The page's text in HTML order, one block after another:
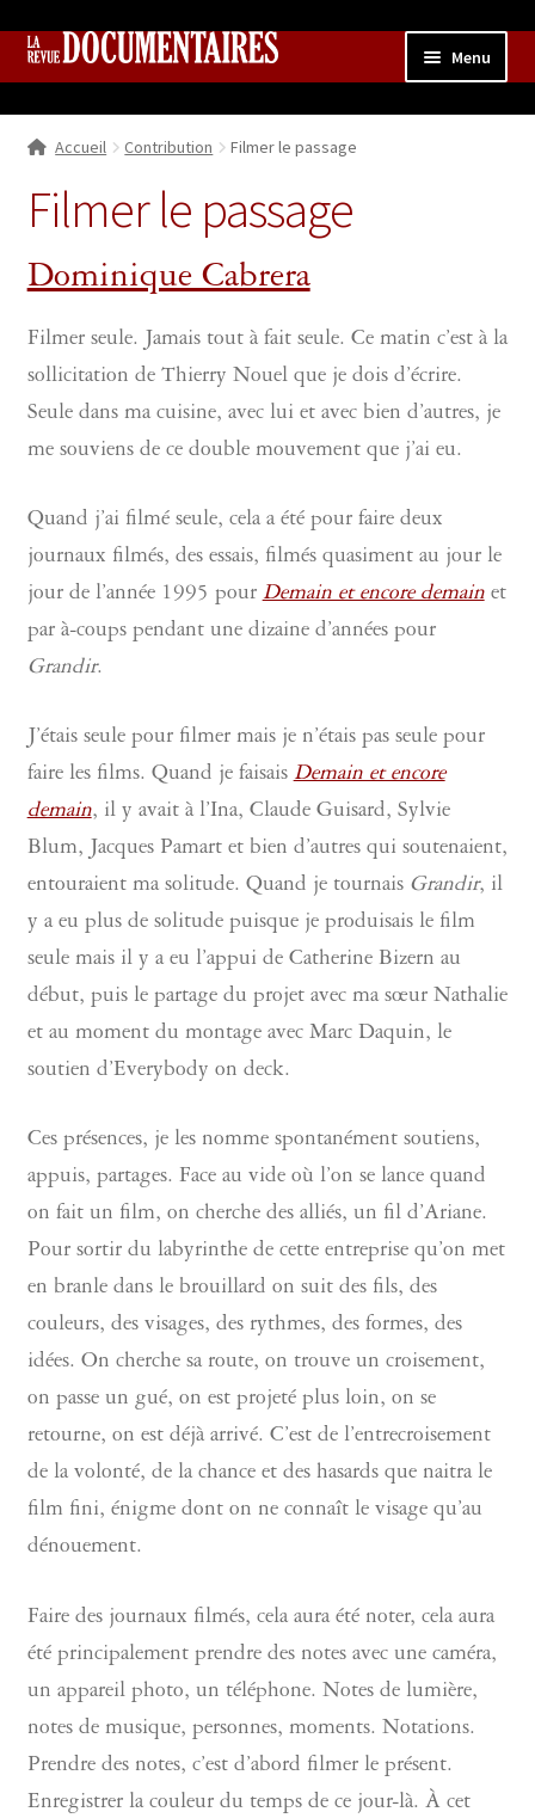
Aller
navigation
Aller
Menu
Qui sommes nous ?
Collection
enfant
le
Accueil Contribution Filmer le passage
Filmer le passage
Dominique Cabrera
Filmer seule. Jamais tout à fait seule. Ce matin c’est à la
sollicitation de Thierry Nouel que je dois d’écrire.
Seule dans ma cuisine, avec lui et avec bien d’autres, je
me souviens de ce double mouvement que j’ai eu.
Quand j’ai filmé seule, cela a été pour faire deux
journaux filmés, des essais, filmés quasiment au jour le
jour de l’année 1995 pourDemain et encore demainet
par à-coups pendant une dizaine d’années pour
Grandir.
J’étais seule pour filmer mais je n’étais pas seule pour
faire les films. Quand je faisaisDemain et encore
demain, il y avait à l’Ina, Claude Guisard, Sylvie
Blum, Jacques Pamart et bien d’autres qui soutenaient,
entouraient ma solitude. Quand je tournais Grandir, il
y a eu plus de solitude puisque je produisais le film
seule mais il y a eu l’appui de Catherine Bizern au
début, puis le partage du projet avec ma sœur Nathalie
et au moment du montage avec Marc Daquin, le
soutien d’Everybody on deck.
Ces présences, je les nomme spontanément soutiens,
appuis, partages. Face au vide où l’on se lance quand
on fait un film, on cherche des alliés, un fil d’Ariane.
Pour sortir du labyrinthe de cette entreprise qu’on met
en branle dans le brouillard on suit des fils, des
couleurs, des visages, des rythmes, des formes, des
idées. On cherche sa route, on trouve un croisement,
on passe un gué, on est projeté plus loin, on se
retourne, on est déjà arrivé. C’est de l’entrecroisement
de la volonté, de la chance et des hasards que naitra le
film fini, énigme dont on ne connaît le visage qu’au
dénouement.
Faire des journaux filmés, cela aura été noter, cela aura
été principalement prendre des notes avec une caméra,
un appareil photo, un téléphone. Notes de lumière,
notes de musique, personnes, moments. Notations.
Prendre des notes, c’est d’abord filmer le présent.
Enregistrer la couleur du temps de ce jour-là. À cet